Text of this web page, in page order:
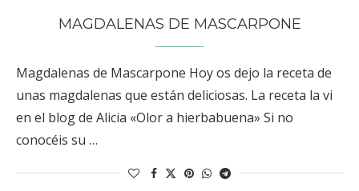
MAGDALENAS DE MASCARPONE
Magdalenas de Mascarpone Hoy os dejo la receta de
unas magdalenas que están deliciosas. La receta la vi
en el blog de Alicia «Olor a hierbabuena» Si no
conocéis su …